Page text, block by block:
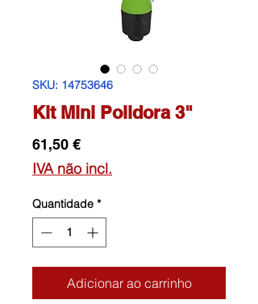
SKU: 14753646
Kit Mini Polidora 3"
61,50 €Preço
IVA não incl.
Quantidade *
Adicionar ao carrinho